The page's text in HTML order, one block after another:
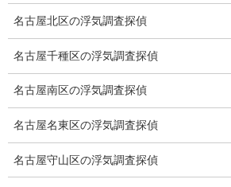
弁護士紹介
浮気調査
名古屋北区の浮気調査探偵
名古屋千種区の浮気調査探偵
名古屋南区の浮気調査探偵
名古屋名東区の浮気調査探偵
名古屋守山区の浮気調査探偵